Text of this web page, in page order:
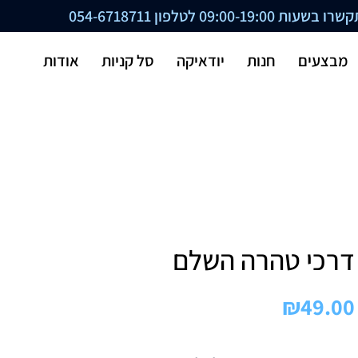
09:00-19:00 לטלפון 054-6718711
מבצעים חנות יודאיקה סל קניות אודות
דרכי טהרה השלם
₪49.00